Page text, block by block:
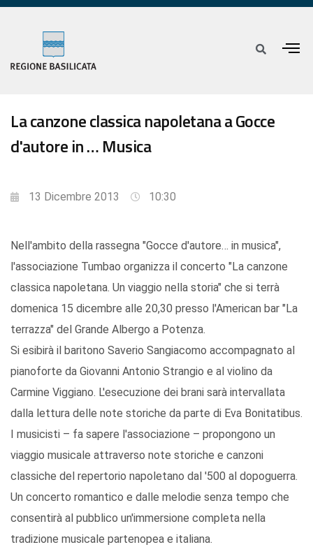
La canzone classica napoletana a Gocce
d'autore in … Musica
13 Dicembre 2013 10:30
Nell'ambito della rassegna "Gocce d'autore… in musica",
l'associazione Tumbao organizza il concerto "La canzone
classica napoletana. Un viaggio nella storia" che si terrà
domenica 15 dicembre alle 20,30 presso l'American bar "La
terrazza" del Grande Albergo a Potenza.
Si esibirà il baritono Saverio Sangiacomo accompagnato al
pianoforte da Giovanni Antonio Strangio e al violino da
Carmine Viggiano. L'esecuzione dei brani sarà intervallata
dalla lettura delle note storiche da parte di Eva Bonitatibus.
I musicisti – fa sapere l'associazione – propongono un
viaggio musicale attraverso note storiche e canzoni
classiche del repertorio napoletano dal '500 al dopoguerra.
Un concerto romantico e dalle melodie senza tempo che
consentirà al pubblico un'immersione completa nella
tradizione musicale partenopea e italiana.